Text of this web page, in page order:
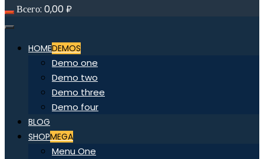
Всего: 0,00₽
HOMEDEMOS
Demo one
Demo two
Demo three
Demo four
BLOG
SHOPMEGA
Menu One